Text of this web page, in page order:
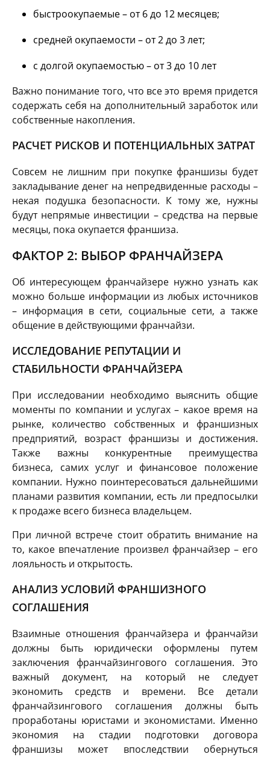
быстроокупаемые – от 6 до 12 месяцев;
средней окупаемости – от 2 до 3 лет;
с долгой окупаемостью – от 3 до 10 лет
Важно понимание того, что все это время придется
содержать себя на дополнительный заработок или
собственные накопления.
РАСЧЕТ РИСКОВ И ПОТЕНЦИАЛЬНЫХ ЗАТРАТ
Совсем не лишним при покупке франшизы будет
закладывание денег на непредвиденные расходы –
некая подушка безопасности. К тому же, нужны
будут непрямые инвестиции – средства на первые
месяцы, пока окупается франшиза.
ФАКТОР 2: ВЫБОР ФРАНЧАЙЗЕРА
Об интересующем франчайзере нужно узнать как
можно больше информации из любых источников
– информация в сети, социальные сети, а также
общение в действующими франчайзи.
ИССЛЕДОВАНИЕ РЕПУТАЦИИ И
СТАБИЛЬНОСТИ ФРАНЧАЙЗЕРА
При исследовании необходимо выяснить общие
моменты по компании и услугах – какое время на
рынке, количество собственных и франшизных
предприятий, возраст франшизы и достижения.
Также важны конкурентные преимущества
бизнеса, самих услуг и финансовое положение
компании. Нужно поинтересоваться дальнейшими
планами развития компании, есть ли предпосылки
к продаже всего бизнеса владельцем.
При личной встрече стоит обратить внимание на
то, какое впечатление произвел франчайзер – его
лояльность и открытость.
АНАЛИЗ УСЛОВИЙ ФРАНШИЗНОГО
СОГЛАШЕНИЯ
Взаимные отношения франчайзера и франчайзи
должны быть юридически оформлены путем
заключения франчайзингового соглашения. Это
важный документ, на который не следует
экономить средств и времени. Все детали
франчайзингового соглашения должны быть
проработаны юристами и экономистами. Именно
экономия на стадии подготовки договора
франшизы может впоследствии обернуться